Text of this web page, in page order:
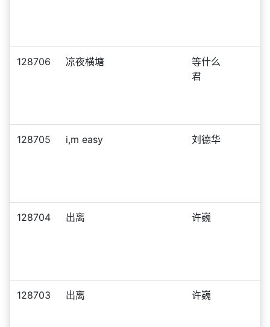
128706 凉夜横塘
等什么
君
128705 i,m easy 刘德华
128704 出离 许巍
128703 出离 许巍